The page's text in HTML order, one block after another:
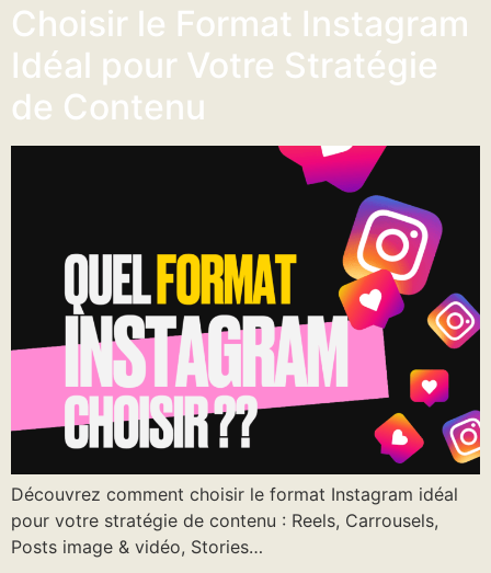
Choisir le Format Instagram
Idéal pour Votre Stratégie
de Contenu
Découvrez comment choisir le format Instagram idéal
pour votre stratégie de contenu : Reels, Carrousels,
Posts image & vidéo, Stories…